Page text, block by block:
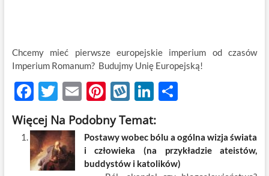
Chcemy mieć pierwsze europejskie imperium od czasów
Imperium Romanum? Budujmy Unię Europejską!
F
ac
e
b
o
T
w
itt
er
E
m
ail
Pi
nt
er
es
t
W
k
o
p
Li
k
e
dI
S
ar
e
Więcej Na Podobny Temat:
Postawy wobec bólu a ogólna wizja świata
i człowieka (na przykładzie ateistów,
buddystów i katolików)